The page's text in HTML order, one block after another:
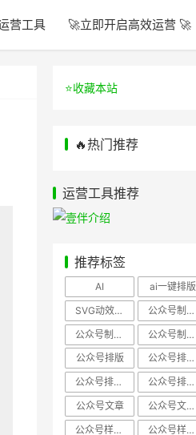
营工具 🚀立即开启高效运营 🚀
⭐️收藏本站
🔥热门推荐
运营工具推荐
推荐标签
AI ai一键排版
SVG动效样式
公众号制作、公众号排版
公众号制作、微信编辑器
公众号制作，公众号排版
公众号排版
公众号排版，公众号模板
公众号排版，微信编辑器
公众号排版，排版样式
公众号文章
公众号文章、公众号运营
公众号样式，微信公众号排版
公众号样式，微信编辑器